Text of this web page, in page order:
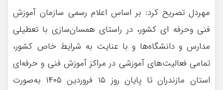
مهردل تصریح کرد: بر اساس اعلام رسمی سازمان آموزش
فنی وحرفه ای کشور، در راستای همسان‌سازی با تعطیلی
مدارس و دانشگاه‌ها و با عنایت به شرایط خاص کشور،
تمامی فعالیت‌های آموزشی در مراکز آموزش فنی و حرفه‌ای
استان مازندران تا پایان روز ۱۵ فروردین ۱۴۰۵ به‌صورت